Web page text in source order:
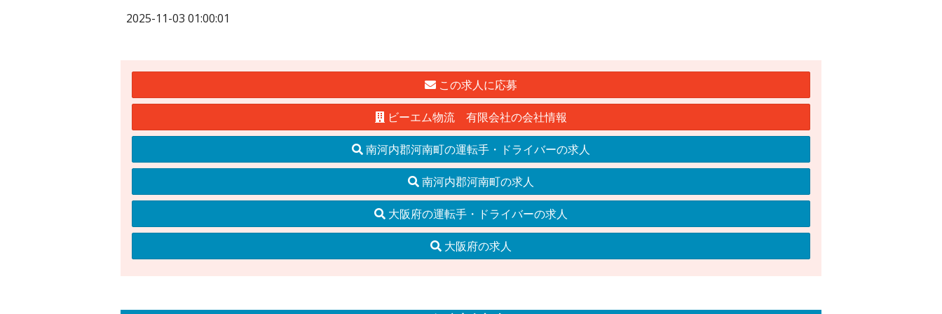
2025-11-03 01:00:01
この求人に応募
ビーエム物流 有限会社の会社情報
南河内郡河南町の運転手・ドライバーの求人
南河内郡河南町の求人
大阪府の運転手・ドライバーの求人
大阪府の求人